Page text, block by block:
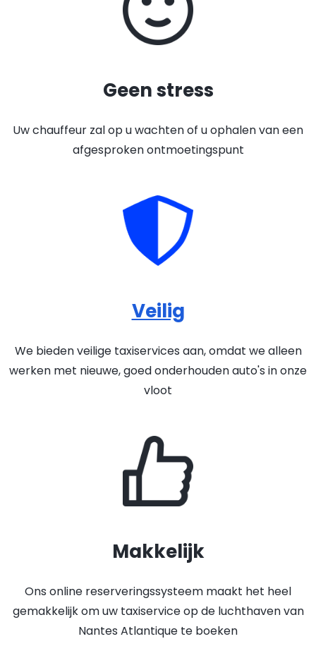
Geen stress
Uw chauffeur zal op u wachten of u ophalen van een
afgesproken ontmoetingspunt
Veilig
We bieden veilige taxiservices aan, omdat we alleen
werken met nieuwe, goed onderhouden auto's in onze
vloot
Makkelijk
Ons online reserveringssysteem maakt het heel
gemakkelijk om uw taxiservice op de luchthaven van
Nantes Atlantique te boeken